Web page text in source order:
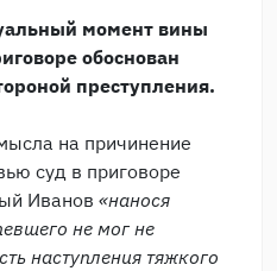
момент вины
обоснован
преступления.
на причинение
суд в приговоре
Иванов «нанося
не мог не
наступления тяжкого